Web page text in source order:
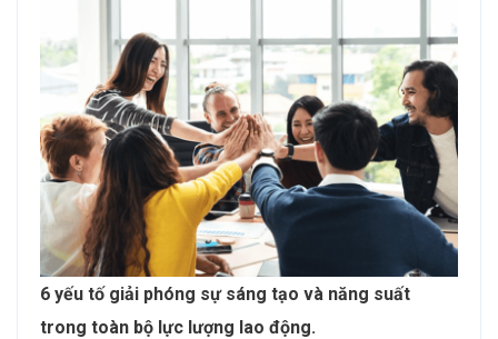
6 yếu tố giải phóng sự sáng tạo và năng suất
trong toàn bộ lực lượng lao động.